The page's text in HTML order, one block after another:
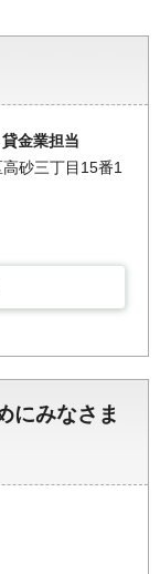
金業担当
砂三丁目15番1
にみなさま